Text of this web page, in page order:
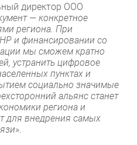
директор ООО
— конкретное
региона. При
и финансировании со
мы сможем кратно
устранить цифровое
пунктах и
социально значимые
альянс станет
региона и
для внедрения самых
».